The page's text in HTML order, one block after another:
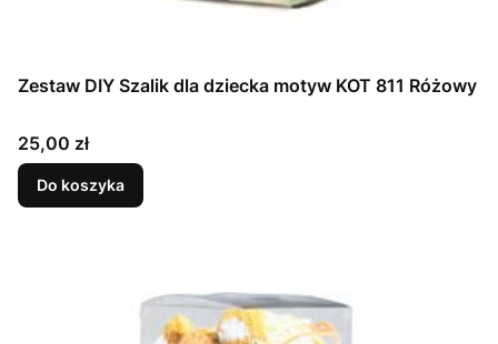
Zestaw DIY Szalik dla dziecka motyw KOT 811 Różowy
Cena
25,00 zł
Do koszyka